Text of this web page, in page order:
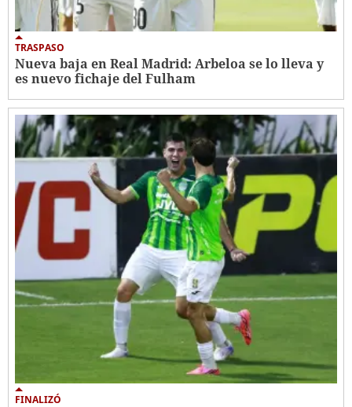
TRASPASO
Nueva baja en Real Madrid: Arbeloa se lo lleva y
es nuevo fichaje del Fulham
FINALIZÓ